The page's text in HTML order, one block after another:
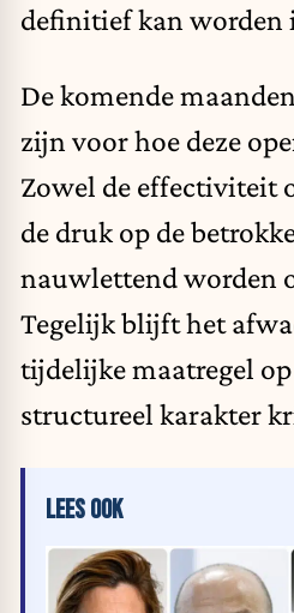
definitief kan worden
De komende
zijn voor hoe deze
Zowel de effectiviteit
de druk op de
nauwlettend worden
Tegelijk blijft het
tijdelijke maatregel
structureel karakter
LEES OOK